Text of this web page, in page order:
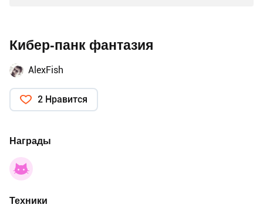
Кибер-панк фантазия
AlexFish
2 Нравится
Награды
Техники